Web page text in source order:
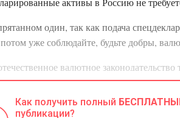
один, так как подача
уже соблюдайте, будьте добры,
валютное законодательство
счетов, а также об изменении
Как получить полный
публикации?